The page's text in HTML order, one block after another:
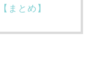
まとめ】